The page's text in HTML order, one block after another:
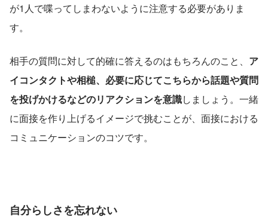
が1人で喋ってしまわないように注意する必要がありま
す。
相手の質問に対して的確に答えるのはもちろんのこと、 ア
イコンタクトや相槌、必要に応じてこちらから話題や質問
を投げかけるなどのリアクションを意識しましょう。一緒
に面接を作り上げるイメージで挑むことが、面接における
コミュニケーションのコツです。
自分らしさを忘れない